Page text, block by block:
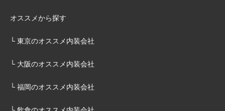
オススメから探す
└ 東京のオススメ内装会社
└ 大阪のオススメ内装会社
└ 福岡のオススメ内装会社